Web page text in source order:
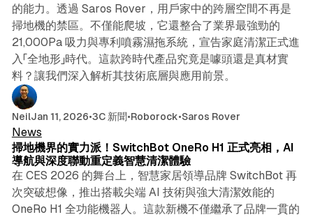
的能力。透過 Saros Rover，用戶家中的跨層空間不再是
掃地機的禁區。不僅能爬坡，它還整合了業界最強勁的
21,000Pa 吸力與專利噴霧濕拖系統，宣告家庭清潔正式進
入「全地形」時代。這款跨時代產品究竟是噱頭還是真材實
料？讓我們深入解析其技術底層與應用前景。
NeilJan 11, 2026•3C 新聞•Roborock•Saros Rover
News
掃地機界的實力派！SwitchBot OneRo H1 正式亮相，AI
導航與深度聯動重定義智慧清潔體驗
在 CES 2026 的舞台上，智慧家居領導品牌 SwitchBot 再
次突破想像，推出搭載尖端 AI 技術與強大清潔效能的
OneRo H1 全功能機器人。這款新機不僅繼承了品牌一貫的